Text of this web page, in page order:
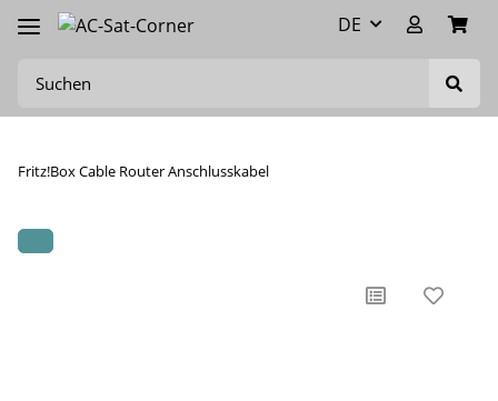
DE
Fritz!Box Cable Router Anschlusskabel